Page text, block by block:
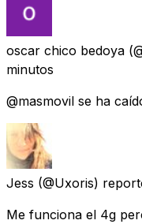
oscar chico bedoya
minutos
@masmovil se ha
Jess (@Uxoris)
Me funciona el 4g